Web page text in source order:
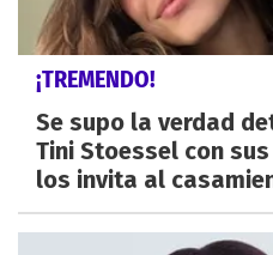
¡TREMENDO!
Se supo la verdad
Tini Stoessel con
los invita al